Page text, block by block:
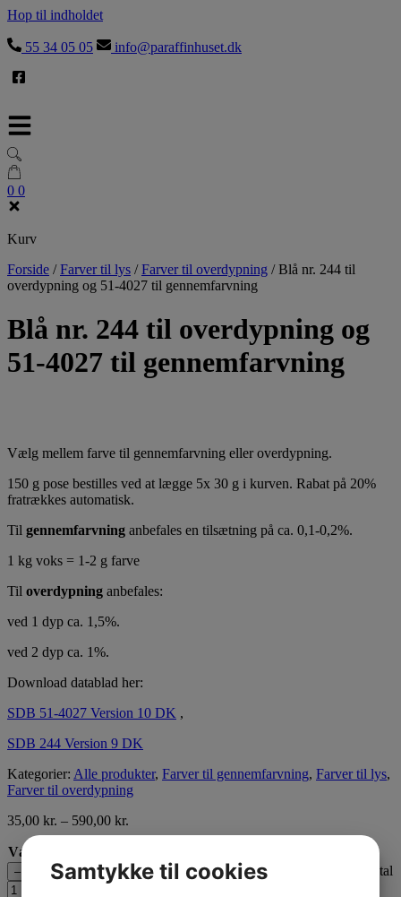
Hop til indholdet
55 34 05 05 info@paraffinhuset.dk
0 0
Kurv
Forside /Farver til lys /Farver til overdypning /Blå nr. 244 til
overdypning og 51-4027 til gennemfarvning
Blå nr. 244 til overdypning og
51-4027 til gennemfarvning
Vælg mellem farve til gennemfarvning eller overdypning.
150 g pose bestilles ved at lægge 5x 30 g i kurven. Rabat på 20%
fratrækkes automatisk.
Til gennemfarvning anbefales en tilsætning på ca. 0,1-0,2%.
1 kg voks = 1-2 g farve
Til overdypning anbefales:
ved 1 dyp ca. 1,5%.
ved 2 dyp ca. 1%.
Download datablad her:
SDB 51-4027 Version 10 DK ,
SDB 244 Version 9 DK
Kategorier: Alle produkter, Farver til gennemfarvning, Farver til lys,
Farver til overdypning
35,00 kr. – 590,00 kr.
Vægt
– Blå nr. 244 til overdypning og 51-4027 til gennemfarvning antal
Samtykke til cookies